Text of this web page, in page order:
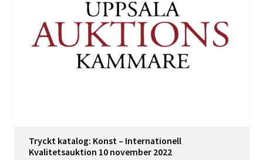
Tryckt katalog: Konst – Internationell
Kvalitetsauktion 10 november 2022